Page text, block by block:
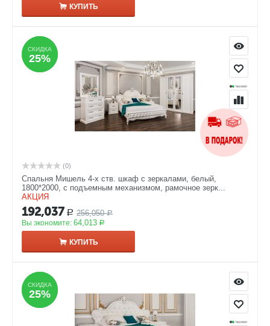
КУПИТЬ
СКИДКА
25%
СКИДКА
25%
(0)
Спальня Мишель 4-х ств. шкаф с зеркалами, белый,
1800*2000, с подъемным механизмом, рамочное зерк...
АКЦИЯ
192,037 Р 256,050 Р
Вы экономите: 64,013 Р
КУПИТЬ
СКИДКА
25%
СКИДКА
25%